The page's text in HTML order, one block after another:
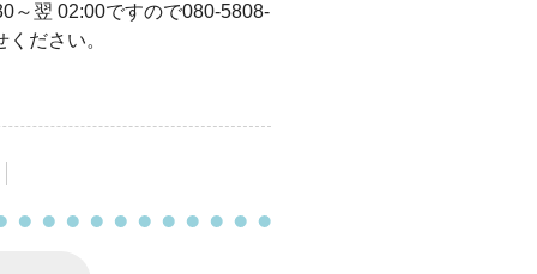
～翌 02:00ですので080-5808-
ださい。